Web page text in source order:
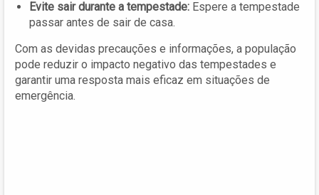
Evite sair durante a tempestade: Espere a tempestade
passar antes de sair de casa.
Com as devidas precauções e informações, a população
pode reduzir o impacto negativo das tempestades e
garantir uma resposta mais eficaz em situações de
emergência.